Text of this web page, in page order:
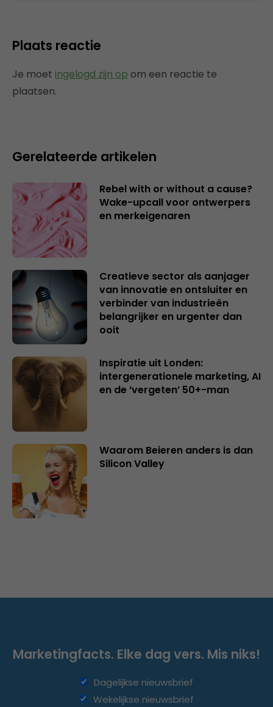
Plaats reactie
Je moet ingelogd zijn op om een reactie te
plaatsen.
Gerelateerde artikelen
Rebel with or without a cause?
Wake-upcall voor ontwerpers
en merkeigenaren
Creatieve sector als aanjager
van innovatie en ontsluiter en
verbinder van industrieën
belangrijker en urgenter dan
ooit
Inspiratie uit Londen:
intergenerationele marketing, AI
en de ‘vergeten’ 50+-man
Waarom Beieren anders is dan
Silicon Valley
Marketingfacts. Elke dag vers. Mis niks!
Dagelijkse nieuwsbrief
Wekelijkse nieuwsbrief